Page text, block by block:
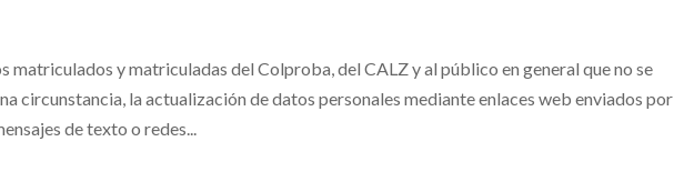
matriculados y matriculadas del Colproba, del CALZ y al público en general que no se
circunstancia, la actualización de datos personales mediante enlaces web enviados por
de texto o redes...